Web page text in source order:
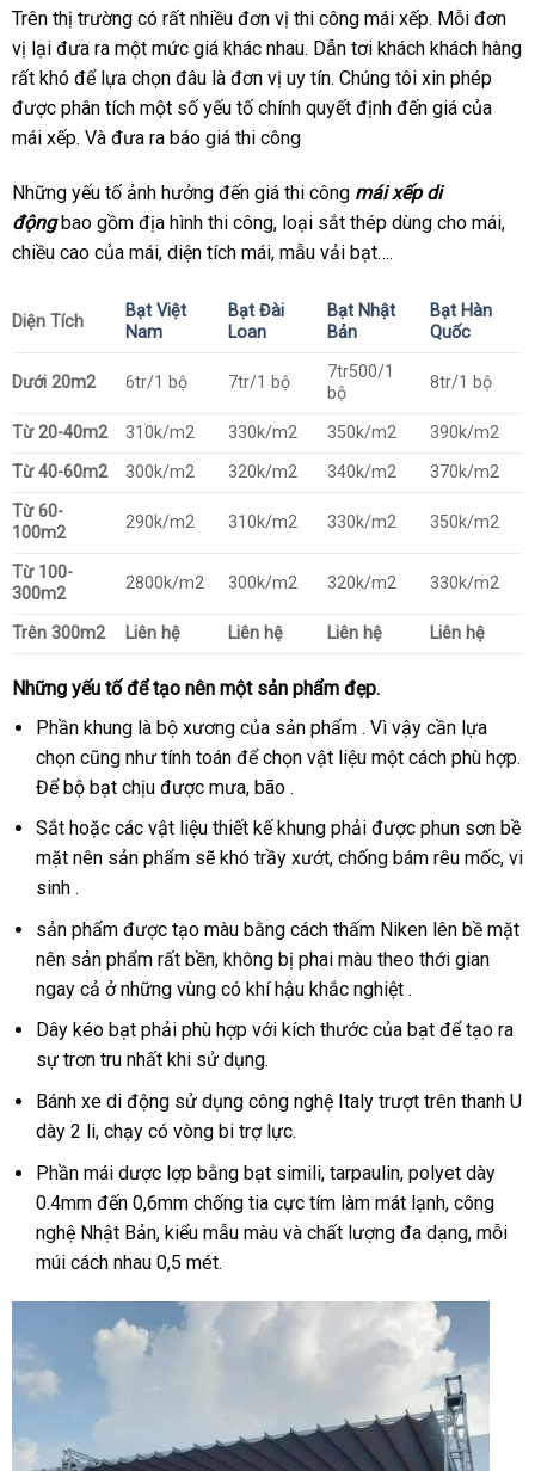
Trên thị trường có rất nhiều đơn vị thi công mái xếp. Mỗi đơn
vị lại đưa ra một mức giá khác nhau. Dẫn tơi khách khách hàng
rất khó để lựa chọn đâu là đơn vị uy tín. Chúng tôi xin phép
được phân tích một số yếu tố chính quyết định đến giá của
mái xếp. Và đưa ra báo giá thi công
Những yếu tố ảnh hưởng đến giá thi công mái xếp di
độngbao gồm địa hình thi công, loại sắt thép dùng cho mái,
chiều cao của mái, diện tích mái, mẫu vải bạt….
Diện Tích
Bạt Việt
Nam
Bạt Đài
Loan
Bạt Nhật
Bản
Bạt Hàn
Quốc
Dưới 20m2 6tr/1 bộ 7tr/1 bộ
7tr500/1
bộ
8tr/1 bộ
Từ 20-40m2 310k/m2 330k/m2 350k/m2
390k/m2
Từ 40-60m2
300k/m2 320k/m2 340k/m2
370k/m2
Từ 60-
100m2
290k/m2 310k/m2 330k/m2 350k/m2
Từ 100-
300m2
2800k/m2 300k/m2 320k/m2 330k/m2
Trên 300m2 Liên hệ Liên hệ Liên hệ Liên hệ
Những yếu tố để tạo nên một sản phẩm đẹp.
Phần khung là bộ xương của sản phẩm . Vì vậy cần lựa
chọn cũng như tính toán để chọn vật liệu một cách phù hợp.
Để bộ bạt chịu được mưa, bão .
Sắt hoặc các vật liệu thiết kế khung phải được phun sơn bề
mặt nên sản phẩm sẽ khó trầy xướt, chống bám rêu mốc, vi
sinh .
sản phẩm được tạo màu bằng cách thấm Niken lên bề mặt
nên sản phẩm rất bền, không bị phai màu theo thới gian
ngay cả ở những vùng có khí hậu khắc nghiệt .
Dây kéo bạt phải phù hợp với kích thước của bạt để tạo ra
sự trơn tru nhất khi sử dụng.
Bánh xe di động sử dụng công nghệ Italy trượt trên thanh U
dày 2 li, chạy có vòng bi trợ lực.
Phần mái dược lợp bằng bạt simili, tarpaulin, polyet dày
0.4mm đến 0,6mm chống tia cực tím làm mát lạnh, công
nghệ Nhật Bản, kiểu mẫu màu và chất lượng đa dạng, mỗi
múi cách nhau 0,5 mét.